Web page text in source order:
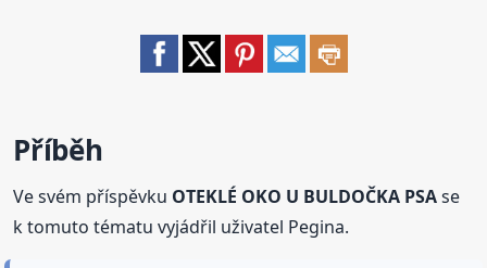
Příběh
Ve svém příspěvku OTEKLÉ OKO U BULDOČKA PSAse
k tomuto tématu vyjádřil uživatel Pegina.